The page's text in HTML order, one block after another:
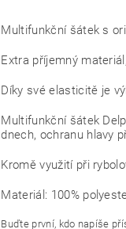
Multifunkční šátek s
Extra příjemný
Díky své elasticitě je
Multifunkční šátek
dnech, ochranu hlavy
Kromě využití při
Materiál: 100%
Buďte první, kdo napíše